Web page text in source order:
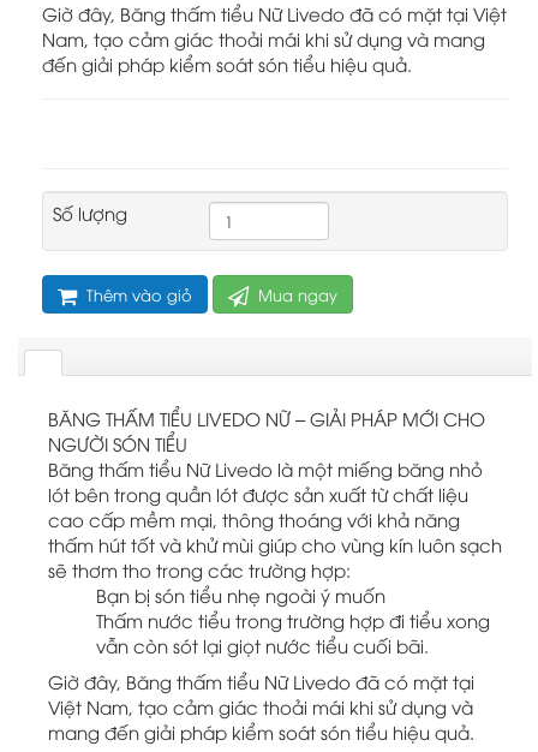
Giờ đây, Băng thấm tiểu Nữ Livedo đã có mặt tại Việt
Nam, tạo cảm giác thoải mái khi sử dụng và mang
đến giải pháp kiểm soát són tiểu hiệu quả.
Số lượng
Thêm vào giỏ Mua ngay
BĂNG THẤM TIỂU LIVEDO NỮ – GIẢI PHÁP MỚI CHO
NGƯỜI SÓN TIỂU
Băng thấm tiểu Nữ Livedo là một miếng băng nhỏ
lót bên trong quần lót được sản xuất từ chất liệu
cao cấp mềm mại, thông thoáng với khả năng
thấm hút tốt và khử mùi giúp cho vùng kín luôn sạch
sẽ thơm tho trong các trường hợp:
Bạn bị són tiểu nhẹ ngoài ý muốn
Thấm nước tiểu trong trường hợp đi tiểu xong
vẫn còn sót lại giọt nước tiểu cuối bãi.
Giờ đây, Băng thấm tiểu Nữ Livedo đã có mặt tại
Việt Nam, tạo cảm giác thoải mái khi sử dụng và
mang đến giải pháp kiểm soát són tiểu hiệu quả.